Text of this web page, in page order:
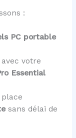
:
PC portable
votre
Essential
sans délai de